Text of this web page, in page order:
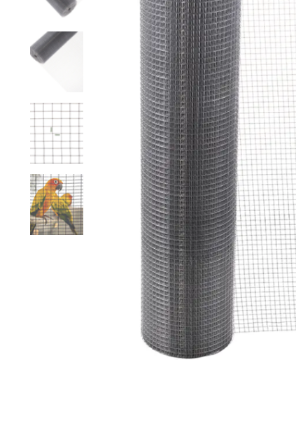
Bordure grillage Grillage à chevaux
Grillage de rats
Grillage de blaireaux